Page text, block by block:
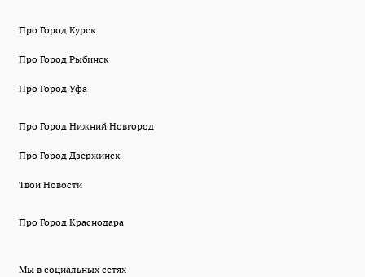
Про Город Курск
Про Город Рыбинск
Про Город Уфа
Про Город Нижний Новгород
Про Город Дзержинск
Твои Новости
Про Город Краснодара
Мы в социальных сетях